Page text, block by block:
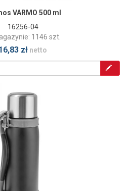
VARMO 500 ml
16256-04
1146 szt.
zł netto